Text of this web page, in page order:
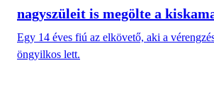
nagyszüleit is megölte a
Egy 14 éves fiú az elkövető, aki a
öngyilkos lett.